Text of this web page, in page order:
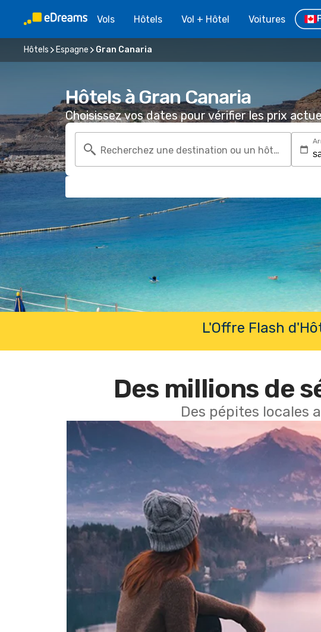
Vols Hôtels Vol + Hôtel Voitures
Hôtels Espagne Gran Canaria
Hôtels à Gran Canaria
Choisissez vos dates pour vérifier les prix
Recherchez une destination ou un hôtel
L'Offre Flash
Des millions de
Des pépites locales